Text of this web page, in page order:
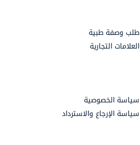
طلب وصفة طبية
العلامات التجارية
سياسة الخصوصية
سياسة الإرجاع والاسترداد